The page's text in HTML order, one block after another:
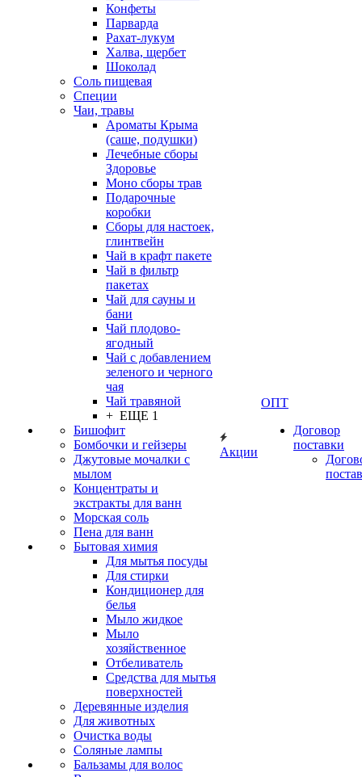
Конфеты
Парварда
Рахат-лукум
Халва, щербет
Шоколад
Соль пищевая
Специи
Чаи, травы
Ароматы Крыма
(саше, подушки)
Лечебные сборы
Здоровье
Моно сборы трав
Подарочные
коробки
Сборы для настоек,
глинтвейн
Чай в крафт пакете
Чай в фильтр
пакетах
Чай для сауны и
бани
Чай плодово-
ягодный
Чай с добавлением
зеленого и черного
чая
Чай травяной
+ ЕЩЕ 1
Бишофит
Бомбочки и гейзеры
Джутовые мочалки с
мылом
Концентраты и
экстракты для ванн
Морская соль
Пена для ванн
Бытовая химия
Для мытья посуды
Для стирки
Кондиционер для
белья
Мыло жидкое
Мыло
хозяйственное
Отбеливатель
Средства для мытья
поверхностей
Деревянные изделия
Для животных
Очистка воды
Соляные лампы
Бальзамы для волос
Акции
ОПТ
Договор
поставки